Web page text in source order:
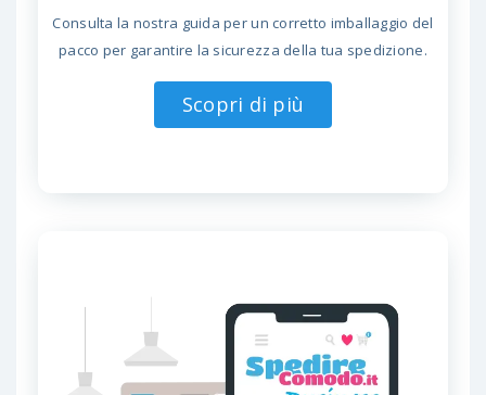
Consulta la nostra guida per un corretto imballaggio del
pacco per garantire la sicurezza della tua spedizione.
Scopri di più